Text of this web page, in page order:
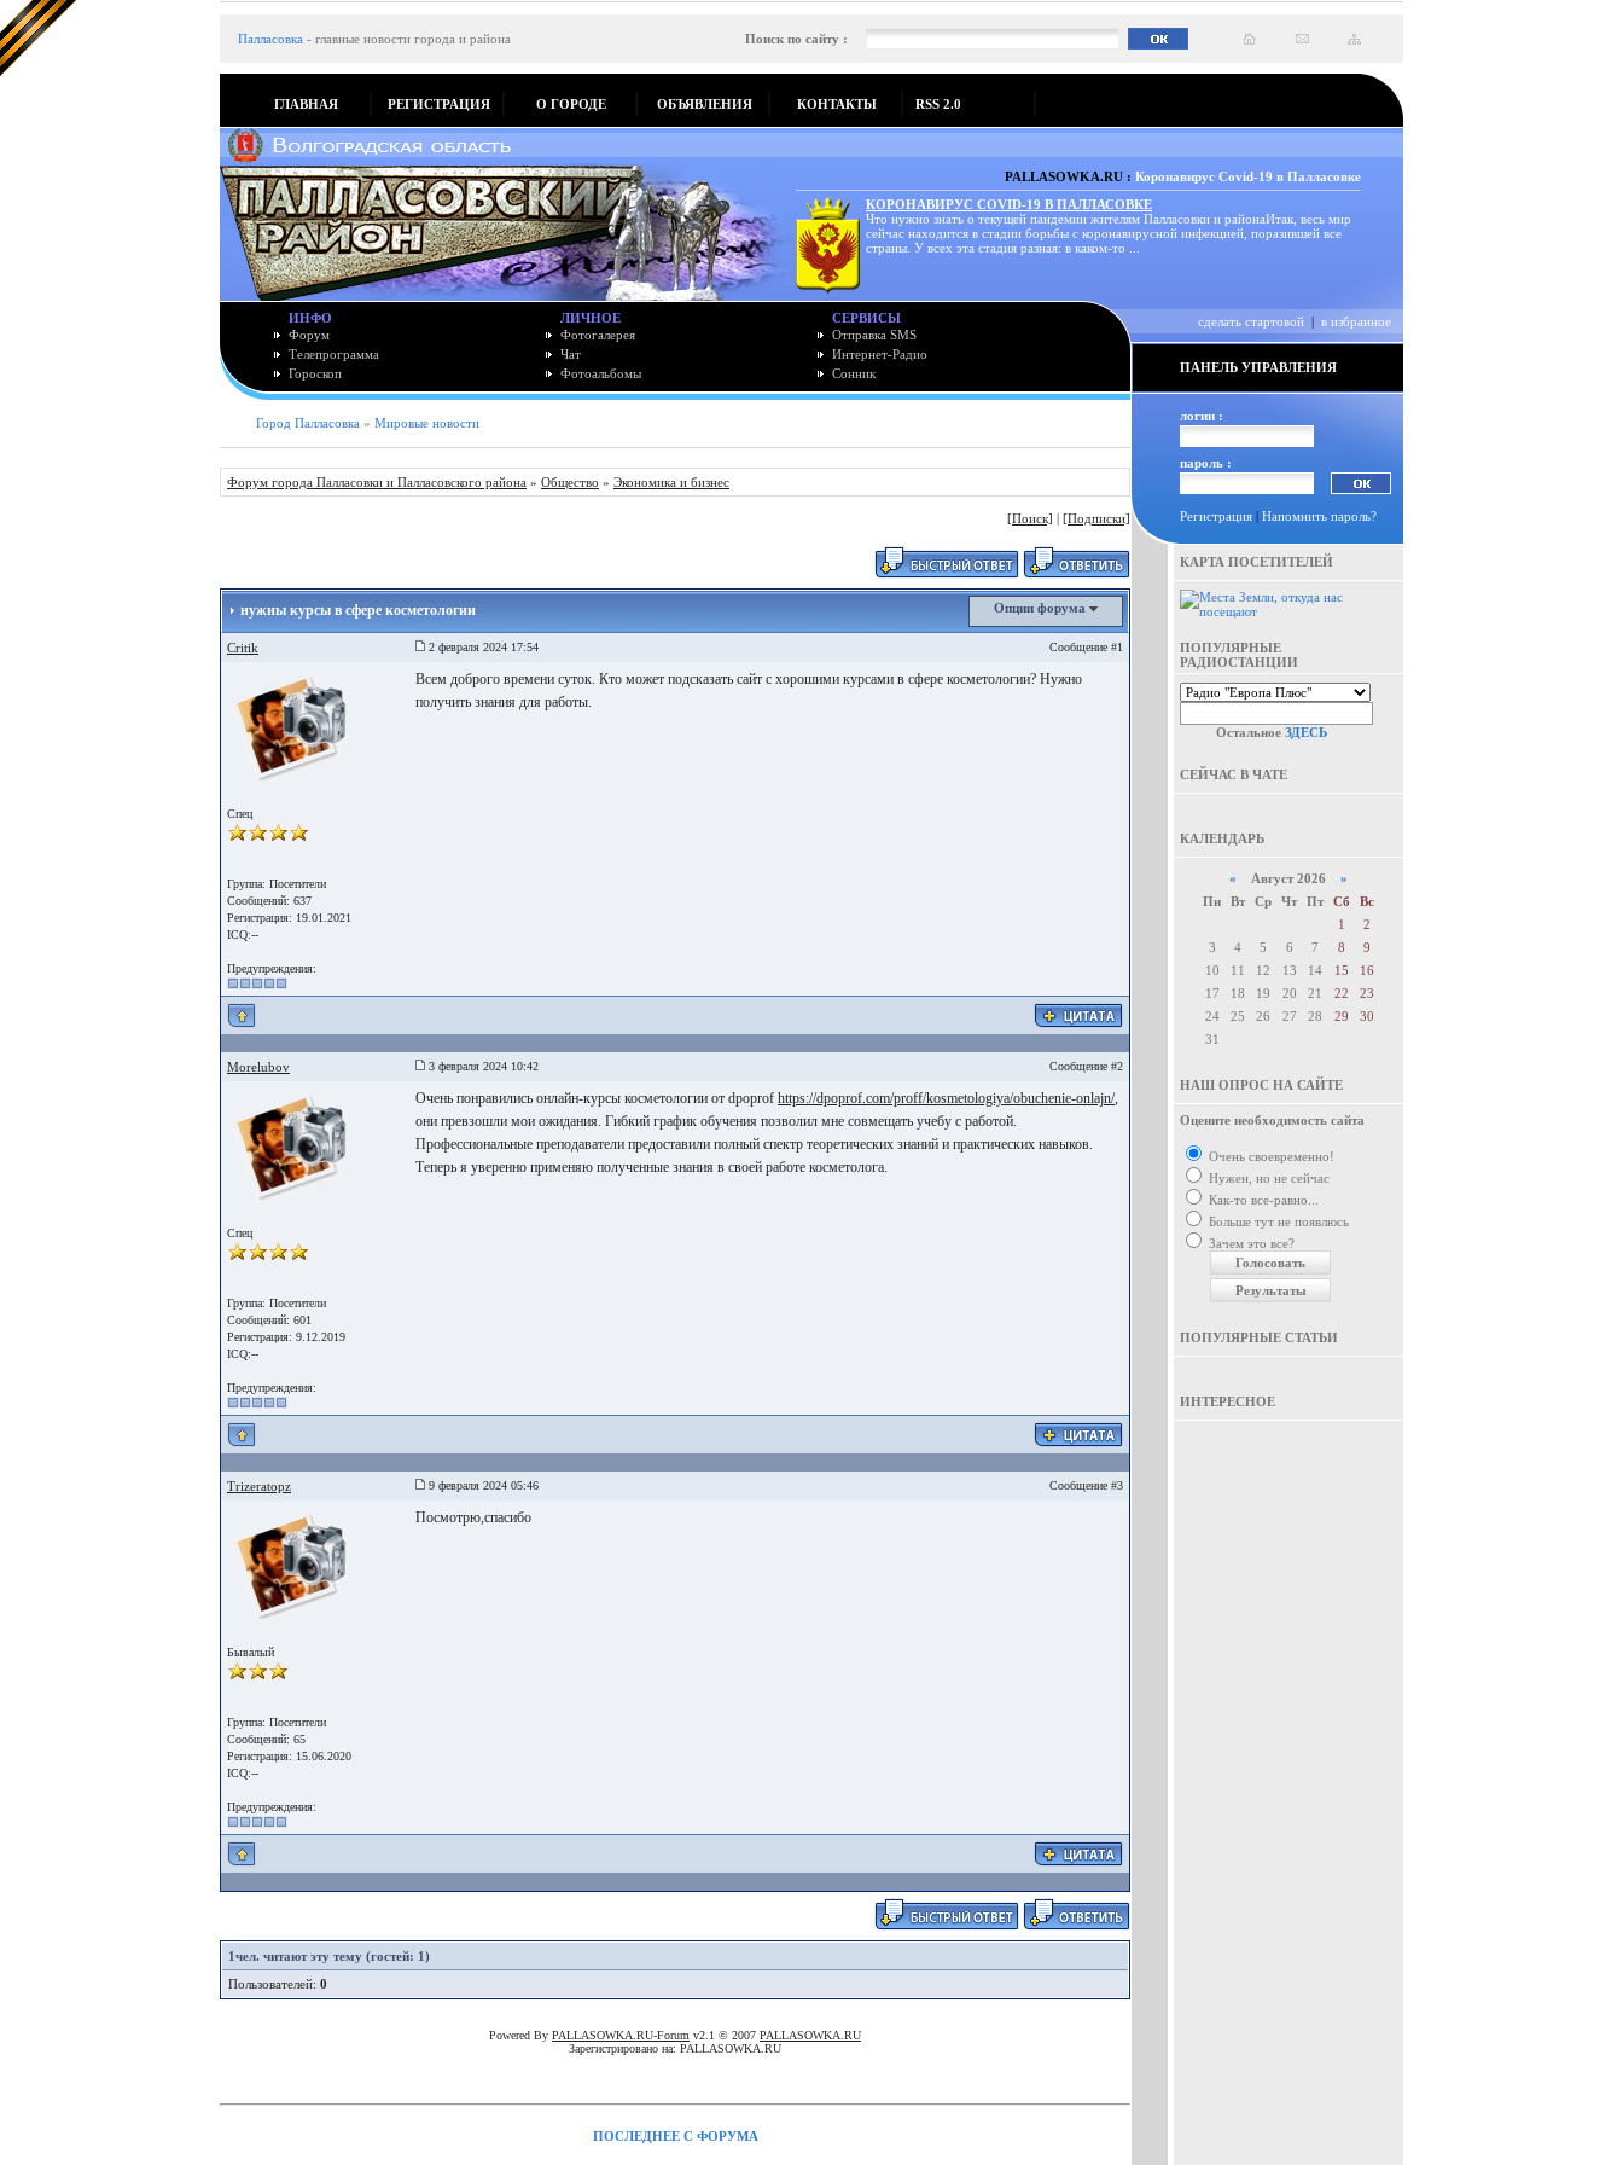
Палласовка - главные новости города и района Поиск по сайту :
ГЛАВНАЯ РЕГИСТРАЦИЯ О ГОРОДЕ ОБЪЯВЛЕНИЯ КОНТАКТЫ RSS 2.0
PALLASOWKA.RU : Коронавирус Covid-19 в Палласовке
КОРОНАВИРУС COVID-19 В ПАЛЛАСОВКЕ
Что нужно знать о текущей пандемии жителям Палласовки и районаИтак, весь мир
сейчас находится в стадии борьбы с коронавирусной инфекцией, поразившей все
страны. У всех эта стадия разная: в каком-то ...
ИНФО
Форум
Телепрограмма
Гороскоп
ЛИЧНОЕ
Фотогалерея
Чат
Фотоальбомы
СЕРВИСЫ
Отправка SMS
Интернет-Радио
Сонник
сделать стартовой | в избранное
ПАНЕЛЬ УПРАВЛЕНИЯ
Город Палласовка » Мировые новости
Форум города Палласовки и Палласовского района » Общество » Экономика и бизнес
[Поиск] | [Подписки]
нужны курсы в сфере косметологии Опции форума
Critik 2 февраля 2024 17:54 Сообщение #1
Спец
Группа: Посетители
Сообщений: 637
Регистрация: 19.01.2021
ICQ:--
Предупреждения:
Всем доброго времени суток. Кто может подсказать сайт с хорошими курсами в сфере косметологии? Нужно
получить знания для работы.
Morelubov 3 февраля 2024 10:42 Сообщение #2
Спец
Группа: Посетители
Сообщений: 601
Регистрация: 9.12.2019
ICQ:--
Предупреждения:
Очень понравились онлайн-курсы косметологии от dpoprof https://dpoprof.com/proff/kosmetologiya/obuchenie-onlajn/,
они превзошли мои ожидания. Гибкий график обучения позволил мне совмещать учебу с работой.
Профессиональные преподаватели предоставили полный спектр теоретических знаний и практических навыков.
Теперь я уверенно применяю полученные знания в своей работе косметолога.
Trizeratopz 9 февраля 2024 05:46 Сообщение #3
Бывалый
Группа: Посетители
Сообщений: 65
Регистрация: 15.06.2020
ICQ:--
Предупреждения:
Посмотрю,спасибо
1чел. читают эту тему (гостей: 1)
Пользователей: 0
Powered By PALLASOWKA.RU-Forum v2.1 © 2007 PALLASOWKA.RU
Зарегистрировано на: PALLASOWKA.RU
ПОСЛЕДНЕЕ С ФОРУМА
логин :
пароль :
Регистрация | Напомнить пароль?
КАРТА ПОСЕТИТЕЛЕЙ
ПОПУЛЯРНЫЕ
РАДИОСТАНЦИИ
Остальное ЗДЕСЬ
СЕЙЧАС В ЧАТЕ
КАЛЕНДАРЬ
« Август 2026 »
Пн
Вт Ср Чт Пт Сб
Вс
1
2
3
4 5 6 7 8
9
10
11 12 13 14 15
16
17
18 19 20 21 22
23
24
25 26 27 28 29
30
31
НАШ ОПРОС НА САЙТЕ
Оцените необходимость сайта
Очень своевременно!
Нужен, но не сейчас
Как-то все-равно...
Больше тут не появлюсь
Зачем это все?
ПОПУЛЯРНЫЕ СТАТЬИ
ИНТЕРЕСНОЕ